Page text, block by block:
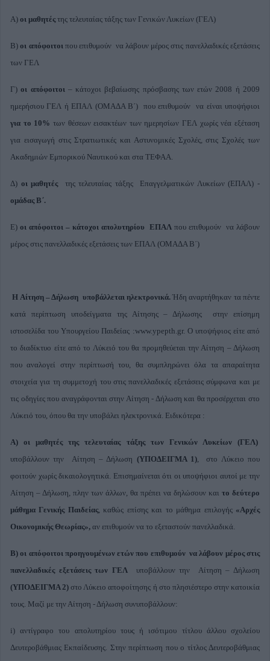
Α) οι μαθητέςτης τελευταίας τάξης των Γενικών Λυκείων (ΓΕΛ)
Β)οι απόφοιτοιπου επιθυμούν να λάβουν μέρος στις πανελλαδικές εξετάσεις
των ΓΕΛ
Γ)οι απόφοιτοι– κάτοχοι βεβαίωσης πρόσβασης των ετών 2008 ή 2009
ημερήσιου ΓΕΛ ή ΕΠΑΛ (ΟΜΑΔΑ Β΄) που επιθυμούν να είναι υποψήφιοι
για το 10% των θέσεων εισακτέων των ημερησίων ΓΕΛ χωρίς νέα εξέταση
για εισαγωγή στις Στρατιωτικές και Αστυνομικές Σχολές, στις Σχολές των
Ακαδημιών Εμπορικού Ναυτικού και στα ΤΕΦΑΑ.
Δ) οι μαθητέςτης τελευταίας τάξης Επαγγελματικών Λυκείων (ΕΠΑΛ) -
ομάδας Β΄.
Ε) οι απόφοιτοι – κάτοχοι απολυτηρίου ΕΠΑΛ που επιθυμούν να λάβουν
μέρος στις πανελλαδικές εξετάσεις των ΕΠΑΛ (ΟΜΑΔΑ Β΄)
Η Αίτηση – Δήλωση υποβάλλεται ηλεκτρονικά.Ήδη αναρτήθηκαν τα πέντε
κατά περίπτωση υποδείγματα της Αίτησης – Δήλωσης στην επίσημη
ιστοσελίδα του Υπουργείου Παιδείας :www.ypepth.gr. Ο υποψήφιος είτε από
το διαδίκτυο είτε από το Λύκειό του θα προμηθεύεται την Αίτηση – Δήλωση
που αναλογεί στην περίπτωσή του, θα συμπληρώνει όλα τα απαραίτητα
στοιχεία για τη συμμετοχή του στις πανελλαδικές εξετάσεις σύμφωνα και με
τις οδηγίες που αναγράφονται στην Αίτηση - Δήλωση και θα προσέρχεται στο
Λύκειό του, όπου θα την υποβάλει ηλεκτρονικά. Ειδικότερα :
Α) οι μαθητές της τελευταίας τάξης των Γενικών Λυκείων (ΓΕΛ)
υποβάλλουν την Αίτηση – Δήλωση (ΥΠΟΔΕΙΓΜΑ 1), στο Λύκειο που
φοιτούν χωρίς δικαιολογητικά. Επισημαίνεται ότι οι υποψήφιοι αυτοί με την
Αίτηση – Δήλωση, πλην των άλλων, θα πρέπει να δηλώσουν και το δεύτερο
μάθημα Γενικής Παιδείας, καθώς επίσης και το μάθημα επιλογής «Αρχές
Οικονομικής Θεωρίας», αν επιθυμούν να το εξεταστούν πανελλαδικά.
Β) οι απόφοιτοι προηγουμένων ετών που επιθυμούν να λάβουν μέρος στις
πανελλαδικές εξετάσεις των ΓΕΛ υποβάλλουν την Αίτηση – Δήλωση
(ΥΠΟΔΕΙΓΜΑ 2) στο Λύκειο αποφοίτησης ή στο πλησιέστερο στην κατοικία
τους. Μαζί με την Αίτηση - Δήλωση συνυποβάλλουν:
i) αντίγραφο του απολυτηρίου τους ή ισότιμου τίτλου άλλου σχολείου
Δευτεροβάθμιας Εκπαίδευσης. Στην περίπτωση που ο τίτλος Δευτεροβάθμιας